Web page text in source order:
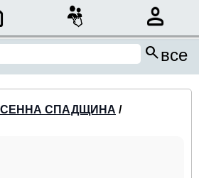
searchвсе
СПАДЩИНА /